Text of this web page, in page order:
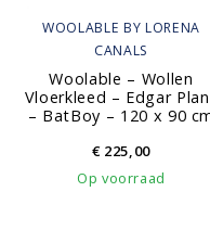
WOOLABLE BY LORENA
CANALS
Woolable – Wollen
Vloerkleed – Edgar
– BatBoy – 120 x 90
€225,00
Op voorraad